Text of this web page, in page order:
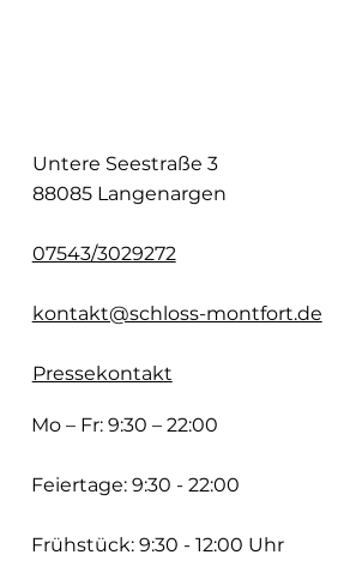
Untere Seestraße 3
88085 Langenargen
07543/3029272
kontakt@schloss-montfort.de
Pressekontakt
Mo – Fr: 9:30 – 22:00
Feiertage: 9:30 - 22:00
Frühstück: 9:30 - 12:00 Uhr